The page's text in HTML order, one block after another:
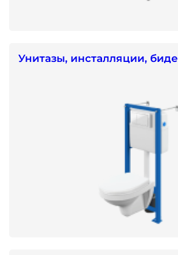
Унитазы, инсталляции, биде